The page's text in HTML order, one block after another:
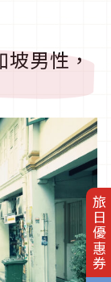
旅日優惠券
坡男性，